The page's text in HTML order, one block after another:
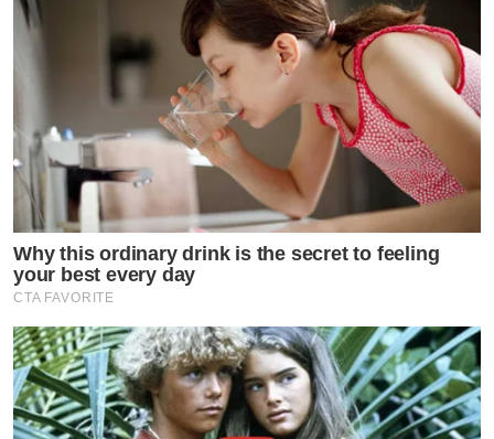
Why this ordinary drink is the secret to feeling
your best every day
CTA FAVORITE